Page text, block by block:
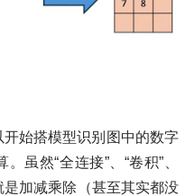
始搭模型识别图中的数字
虽然“全连接”、“卷积”、
是加减乘除（甚至其实都没